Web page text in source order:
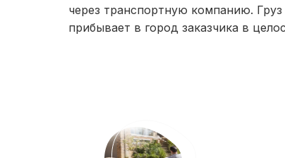
через транспортную компанию.
прибывает в город заказчика в